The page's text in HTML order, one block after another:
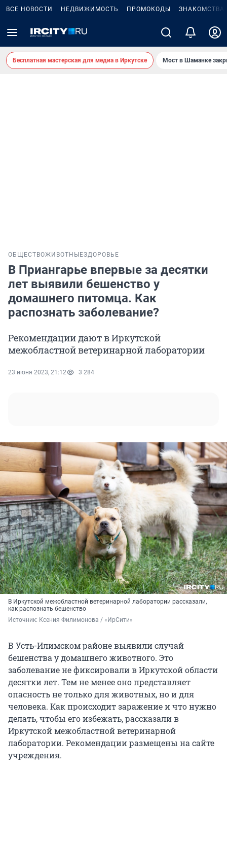
ВСЕ НОВОСТИ НЕДВИЖИМОСТЬ ПРОМОКОДЫ ЗНАКОМСТВА
Бесплатная мастерская для медиа в Иркутске Мост в Шаманке
ОБЩЕСТВОЖИВОТНЫЕЗДОРОВЬЕ
В Приангарье впервые за десятки
лет выявили бешенство у
домашнего питомца. Как
распознать заболевание?
Рекомендации дают в Иркутской
межобластной ветеринарной лаборатории
23 июня 2023, 21:12 3 284
В Иркутской межобластной ветеринарной лаборатории рассказали,
как распознать бешенство
Источник: Ксения Филимонова / «ИрСити»
В Усть-Илимском районе выявили случай
бешенства у домашнего животного. Это
заболевание не фиксировали в Иркутской области
десятки лет. Тем не менее оно представляет
опасность не только для животных, но и для
человека. Как происходит заражение и что нужно
делать, чтобы его избежать, рассказали в
Иркутской межобластной ветеринарной
лаборатории. Рекомендации размещены на сайте
учреждения.